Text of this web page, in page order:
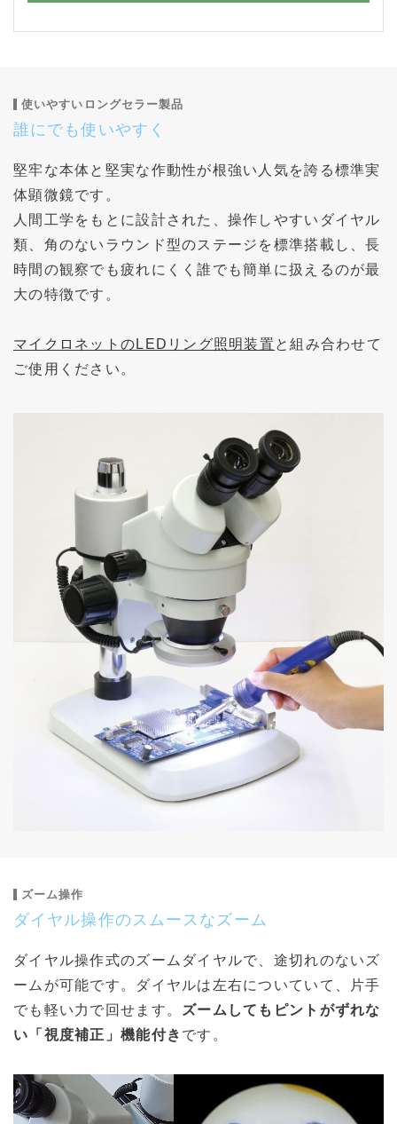
使いやすいロングセラー製品
誰にでも使いやすく
堅牢な本体と堅実な作動性が根強い人気を誇る標準実
体顕微鏡です。
人間工学をもとに設計された、操作しやすいダイヤル
類、角のないラウンド型のステージを標準搭載し、長
時間の観察でも疲れにくく誰でも簡単に扱えるのが最
大の特徴です。
マイクロネットのLEDリング照明装置 と組み合わせて
ご使用ください。
ズーム操作
ダイヤル操作のスムースなズーム
ダイヤル操作式のズームダイヤルで、途切れのないズ
ームが可能です。ダイヤルは左右についていて、片手
でも軽い力で回せます。
ズームしてもピントがずれな
い「視度補正」機能付き です。